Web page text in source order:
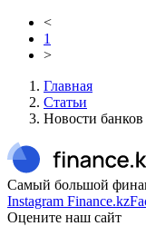
<
1
>
Главная
Статьи
Новости банков
Самый большой
Instagram Finance.kz
Оцените наш сайт